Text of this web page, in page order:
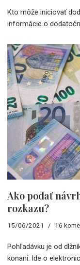
Kto môže iniciovať
informácie o
Ako podať
rozkazu?
15/06/2021 16
Pohľadávku je od
konaní. Ide o